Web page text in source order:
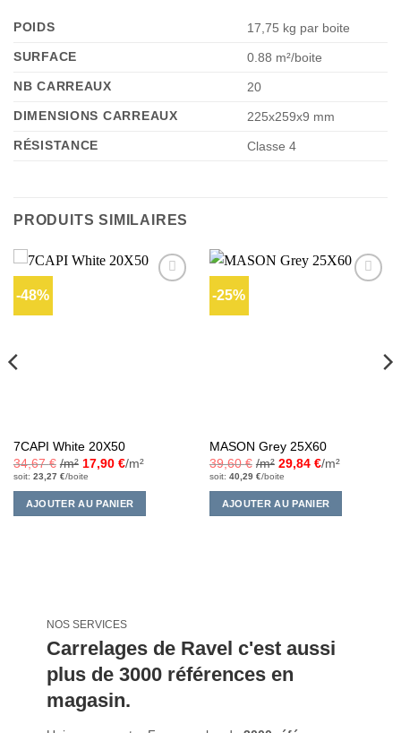
POIDS
17,75 kg par boite
SURFACE
0.88 m²/boite
NB CARREAUX
20
DIMENSIONS CARREAUX
225x259x9 mm
RÉSISTANCE
Classe 4
PRODUITS SIMILAIRES
-48%
7CAPI White 20X50
34,67€ /m² 17,90 €/m²
soit: 23,27 €/boite
AJOUTER AU PANIER
-25%
MASON Grey 25X60
39,60€ /m² 29,84 €/m²
soit: 40,29 €/boite
AJOUTER AU PANIER
NOS SERVICES
Carrelages de Ravel c'est aussi
plus de 3000 références en
magasin.